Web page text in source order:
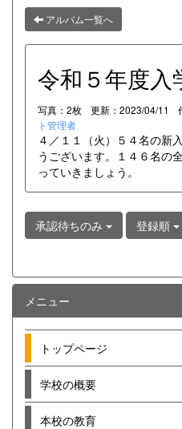
アルバム一覧へ
令和５年度入
写真：2枚 更新：2023/04/11
ト管理者
４／１１（火）５４名の新
うございます。１４６名の
っていきましょう。
承認待ちのみ 登録順
メニュー
トップページ
学校の概要
本校の教育